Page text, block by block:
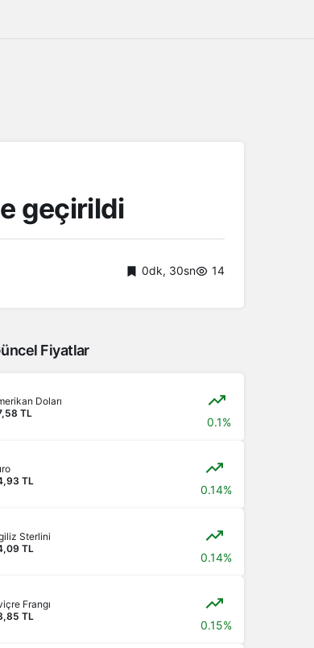
geçirildi
0dk, 30sn 14
Fiyatlar
Doları
TL
0.1%
TL
0.14%
Sterlini
TL
0.14%
Frangı
TL
0.15%